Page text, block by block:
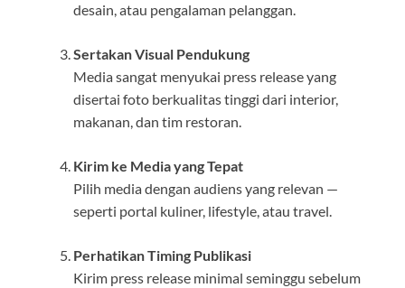
desain, atau pengalaman pelanggan.
Sertakan Visual Pendukung
Media sangat menyukai press release yang
disertai foto berkualitas tinggi dari interior,
makanan, dan tim restoran.
Kirim ke Media yang Tepat
Pilih media dengan audiens yang relevan —
seperti portal kuliner, lifestyle, atau travel.
Perhatikan Timing Publikasi
Kirim press release minimal seminggu sebelum